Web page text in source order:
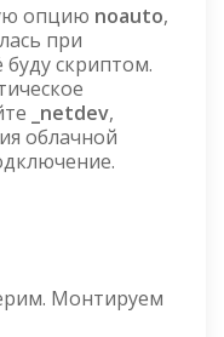
опцию noauto,
при
скриптом.
_netdev,
облачной
Монтируем